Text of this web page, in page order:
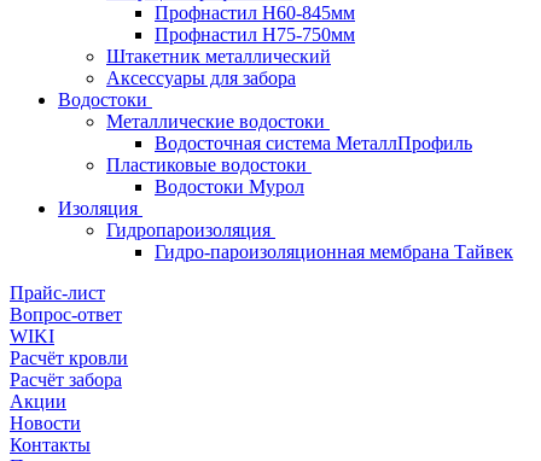
Профнастил Н60-845мм
Профнастил H75-750мм
Штакетник металлический
Аксессуары для забора
Водостоки
Металлические водостоки
Водосточная система МеталлПрофиль
Пластиковые водостоки
Водостоки Мурол
Изоляция
Гидропароизоляция
Гидро-пароизоляционная мембрана Тайвек
Прайс-лист
Вопрос-ответ
WIKI
Расчёт кровли
Расчёт забора
Акции
Новости
Контакты